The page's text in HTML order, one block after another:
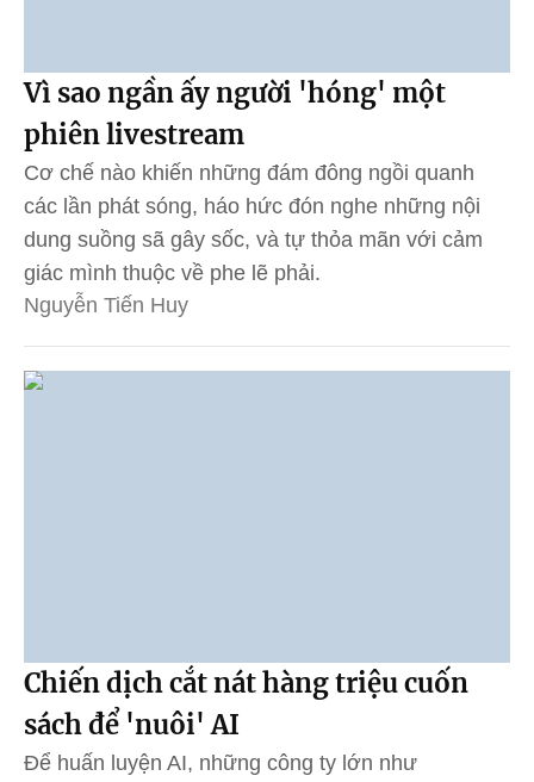
Vì sao ngần ấy người 'hóng' một
phiên livestream
Cơ chế nào khiến những đám đông ngồi quanh
các lần phát sóng, háo hức đón nghe những nội
dung suồng sã gây sốc, và tự thỏa mãn với cảm
giác mình thuộc về phe lẽ phải.
Nguyễn Tiến Huy
Chiến dịch cắt nát hàng triệu cuốn
sách để 'nuôi' AI
Để huấn luyện AI, những công ty lớn như